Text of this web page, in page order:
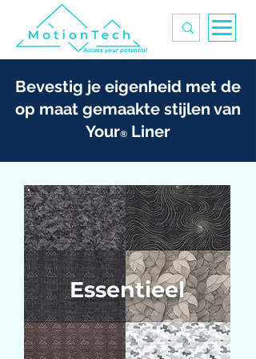
Access your potential
Bevestig je eigenheid met de
op maat gemaakte stijlen van
Your® Liner
Essentieel